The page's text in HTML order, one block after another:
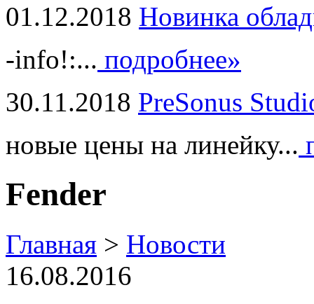
01.12.2018 Новинка
-info!:... подробнее»
30.11.2018 PreSonus
новые цены на линейку...
Fender
Главная > Новости
16.08.2016